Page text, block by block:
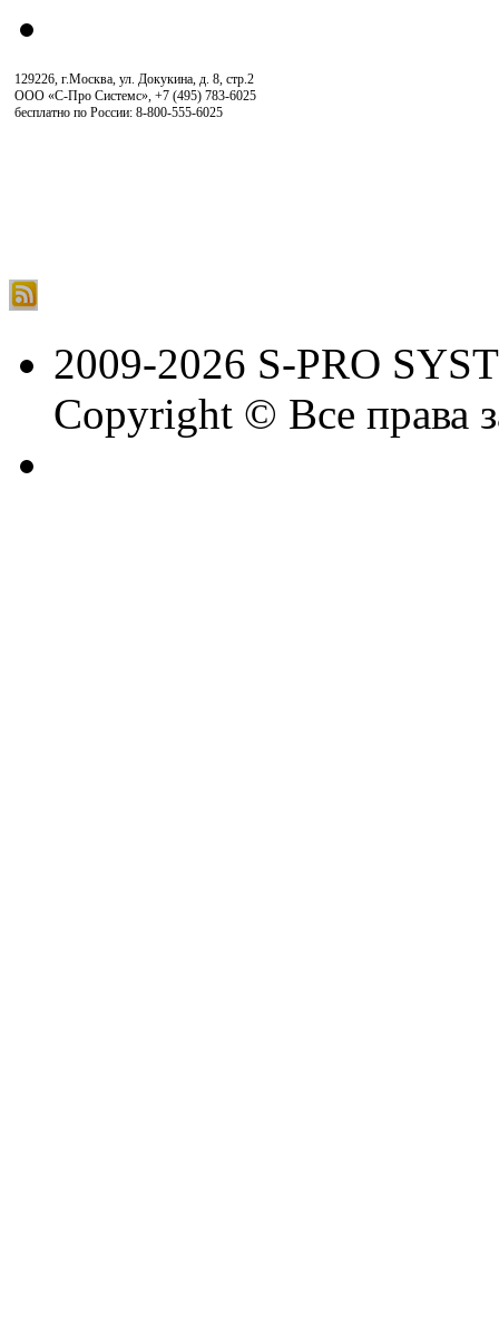
129226, г.Москва, ул. Докукина, д. 8, стр.2
ООО «С-Про Системс», +7 (495) 783-6025
бесплатно по России: 8-800-555-6025
2009-2026 S-PRO
Copyright © Все права